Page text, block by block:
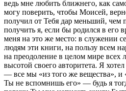
ведь мне любить ближнего, как
могу поверить, чтобы Моисей,
получил от Тебя дар меньший, чем
получить я, если бы родился в его
меня на это же место: в служении
людям эти книги, на пользу всем
на преодоление в целом мире
высотой своего авторитета. Я
— все мы «из того же вещества», и
Ты не вспомнишь его» — будь я